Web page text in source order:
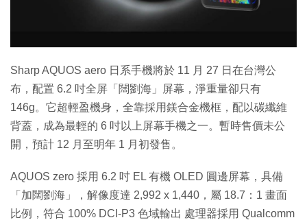
Sharp AQUOS aero 日系手機將於 11 月 27 日在台灣公
布，配置 6.2 吋全屏「闊劉海」屏幕，淨重量卻只有
146g。它超輕盈機身，全靠採用鎂合金機框，配以碳纖維
背蓋，成為最輕的 6 吋以上屏幕手機之一。暫時售價未公
開，預計 12 月至明年 1 月初發售。
AQUOS zero 採用 6.2 吋 EL 有機 OLED 圓邊屏幕，具備
「加闊劉海」，解像度達 2,992 x 1,440，屬 18.7：1 畫面
比例，符合 100% DCI-P3 色域輸出 處理器採用 Qualcomm